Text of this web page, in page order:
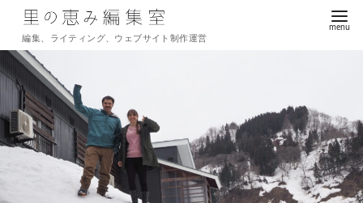
コ
ン
ン
ツ
編集、ライティング、ウェブサイト制作運営